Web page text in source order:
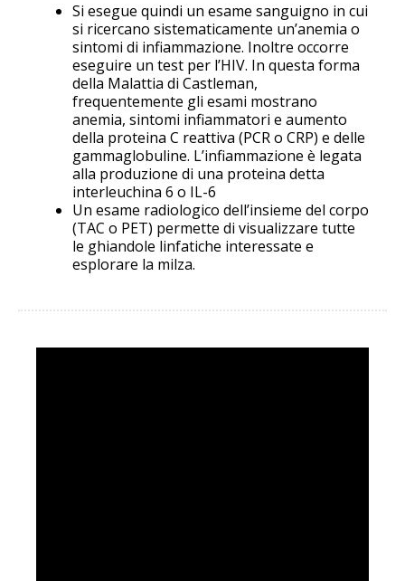
Si esegue quindi un esame sanguigno in cui
si ricercano sistematicamente un’anemia o
sintomi di infiammazione. Inoltre occorre
eseguire un test per l’HIV. In questa forma
della Malattia di Castleman,
frequentemente gli esami mostrano
anemia, sintomi infiammatori e aumento
della proteina C reattiva (PCR o CRP) e delle
gammaglobuline. L’infiammazione è legata
alla produzione di una proteina detta
interleuchina 6 o IL-6
Un esame radiologico dell’insieme del corpo
(TAC o PET) permette di visualizzare tutte
le ghiandole linfatiche interessate e
esplorare la milza.